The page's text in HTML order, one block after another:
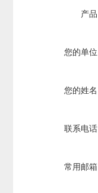
产
您的单
您的姓
联系电
常用邮